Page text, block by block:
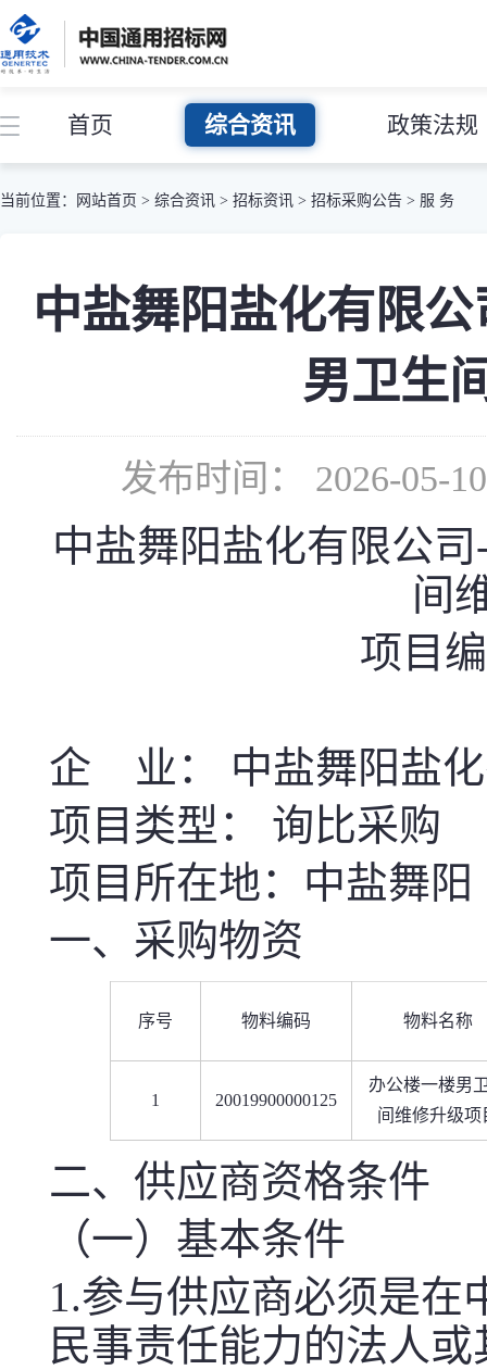
首页 综合资讯 政策法规
当前位置： 网站首页 > 综合资讯 > 招标资讯 > 招标采购公告 > 服 务
中盐舞阳盐化有限
男卫生
发布时间： 2026-05-
中盐舞阳盐化有限公
间
项目
企 业： 中盐舞阳盐
项目类型： 询比采购
项目所在地：中盐舞阳
一、采购物资
序号 物料编码 物料名称
1 20019900000125
办公楼一楼男
间维修升级项
二、供应商资格条件
（一）基本条件
1.参与供应商必须是在
民事责任能力的法人